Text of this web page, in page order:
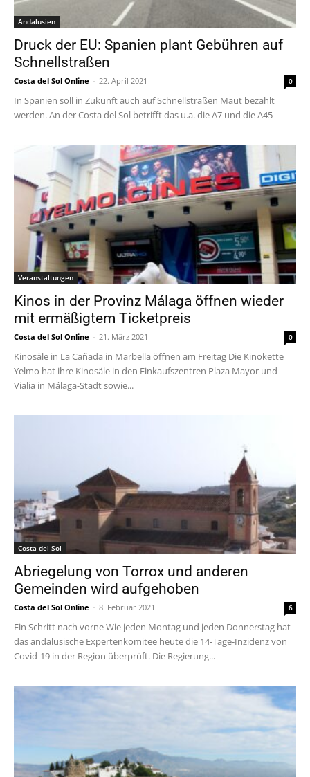
Andalusien
Druck der EU: Spanien plant Gebühren auf
Schnellstraßen
Costa del Sol Online - 22. April 2021 0
In Spanien soll in Zukunft auch auf Schnellstraßen Maut bezahlt
werden. An der Costa del Sol betrifft das u.a. die A7 und die A45
Veranstaltungen
Kinos in der Provinz Málaga öffnen wieder
mit ermäßigtem Ticketpreis
Costa del Sol Online - 21. März 2021 0
Kinosäle in La Cañada in Marbella öffnen am Freitag Die Kinokette
Yelmo hat ihre Kinosäle in den Einkaufszentren Plaza Mayor und
Vialia in Málaga-Stadt sowie...
Costa del Sol
Abriegelung von Torrox und anderen
Gemeinden wird aufgehoben
Costa del Sol Online - 8. Februar 2021 6
Ein Schritt nach vorne Wie jeden Montag und jeden Donnerstag hat
das andalusische Expertenkomitee heute die 14-Tage-Inzidenz von
Covid-19 in der Region überprüft. Die Regierung...